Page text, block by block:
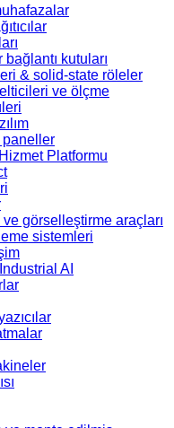
kutuları
& solid-state röleler
ve ölçme
paneller
Platformu
görselleştirme araçları
sistemleri
AI